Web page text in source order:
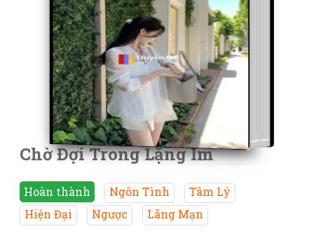
Chờ Đợi Trong Lặng Im
Hoàn thành Ngôn Tình
Tâm Lý
Hiện Đại
Ngược Lãng Mạn